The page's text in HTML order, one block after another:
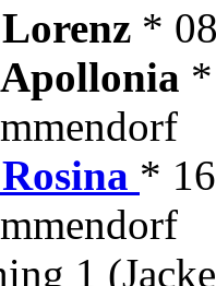
*
*
1